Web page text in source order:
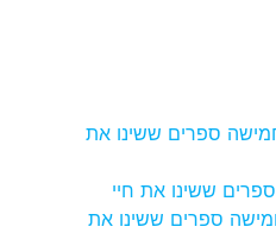
ספרים ששינו את
ששינו את חיי
ספרים ששינו את